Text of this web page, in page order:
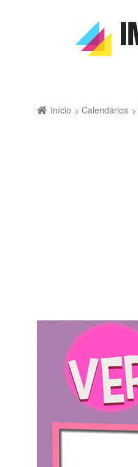
Início Calendários